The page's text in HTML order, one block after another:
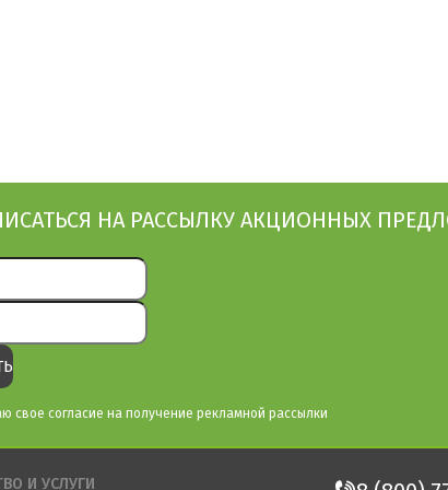
НА РАССЫЛКУ АКЦИОННЫХ
свое согласие на получение рекламной рассылки
И УСЛУГИ